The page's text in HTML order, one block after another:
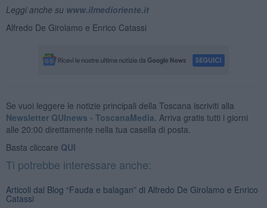
Leggi anche su www.ilmedioriente.it
Alfredo De Girolamo e Enrico Catassi
Se vuoi leggere le notizie principali della Toscana iscriviti alla
Newsletter QUInews - ToscanaMedia. Arriva gratis tutti i giorni
alle 20:00 direttamente nella tua casella di posta.
Basta cliccare QUI
Ti potrebbe interessare anche:
Articoli dal Blog “Fauda e balagan” di Alfredo De Girolamo e Enrico
Catassi